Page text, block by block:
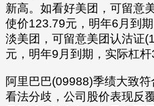
新高。如看好美团，可留意
使价123.79元，明年6月到
淡美团，可留意美团认沽证
元，明年9月到期，实际杠杆
阿里巴巴(09988)季绩大致
看法分歧，公司股价表现反